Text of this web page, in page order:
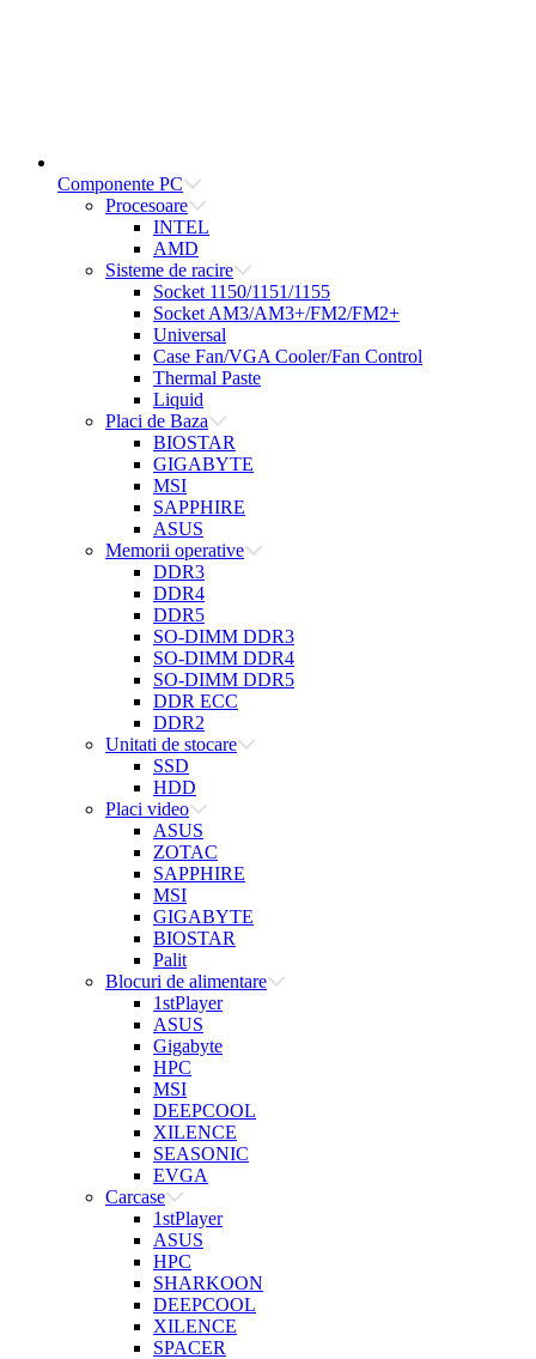
Componente PC
Procesoare
INTEL
AMD
Sisteme de racire
Socket 1150/1151/1155
Socket AM3/AM3+/FM2/FM2+
Universal
Case Fan/VGA Cooler/Fan Control
Thermal Paste
Liquid
Placi de Baza
BIOSTAR
GIGABYTE
MSI
SAPPHIRE
ASUS
Memorii operative
DDR3
DDR4
DDR5
SO-DIMM DDR3
SO-DIMM DDR4
SO-DIMM DDR5
DDR ECC
DDR2
Unitati de stocare
SSD
HDD
Placi video
ASUS
ZOTAC
SAPPHIRE
MSI
GIGABYTE
BIOSTAR
Palit
Blocuri de alimentare
1stPlayer
ASUS
Gigabyte
HPC
MSI
DEEPCOOL
XILENCE
SEASONIC
EVGA
Carcase
1stPlayer
ASUS
HPC
SHARKOON
DEEPCOOL
XILENCE
SPACER